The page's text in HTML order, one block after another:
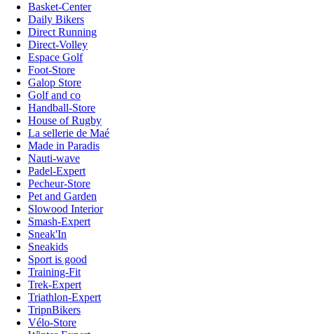
Basket-Center
Daily Bikers
Direct Running
Direct-Volley
Espace Golf
Foot-Store
Galop Store
Golf and co
Handball-Store
House of Rugby
La sellerie de Maé
Made in Paradis
Nauti-wave
Padel-Expert
Pecheur-Store
Pet and Garden
Slowood Interior
Smash-Expert
Sneak'In
Sneakids
Sport is good
Training-Fit
Trek-Expert
Triathlon-Expert
TripnBikers
Vélo-Store